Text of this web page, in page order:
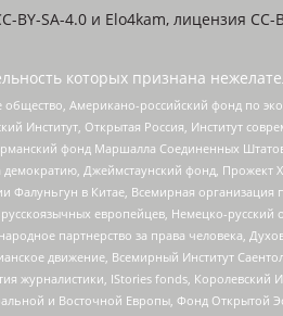
SA-4.0 и Elo4kam, лицензия CC-
которых признана
Американо-российский фонд по
Институт, Открытая Россия, Институт
фонд Маршалла Соединенных
Джеймстаунский фонд,
в Китае, Всемирная
европейцев, Немецко-
партнерство за права человека,
движение, Всемирный Институт
журналистики, IStories fonds,
и Восточной Европы, Фонд Открытой